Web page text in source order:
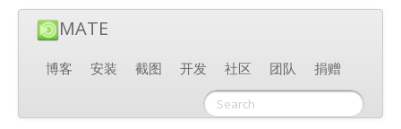
MATE
博客 安装 截图 开发 社区 团队 捐赠